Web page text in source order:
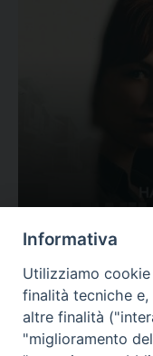
Valutazione
Complesso,
Tematica: Amore-
Informativa
Utilizziamo
finalità tecniche
altre finalità
"miglioramento